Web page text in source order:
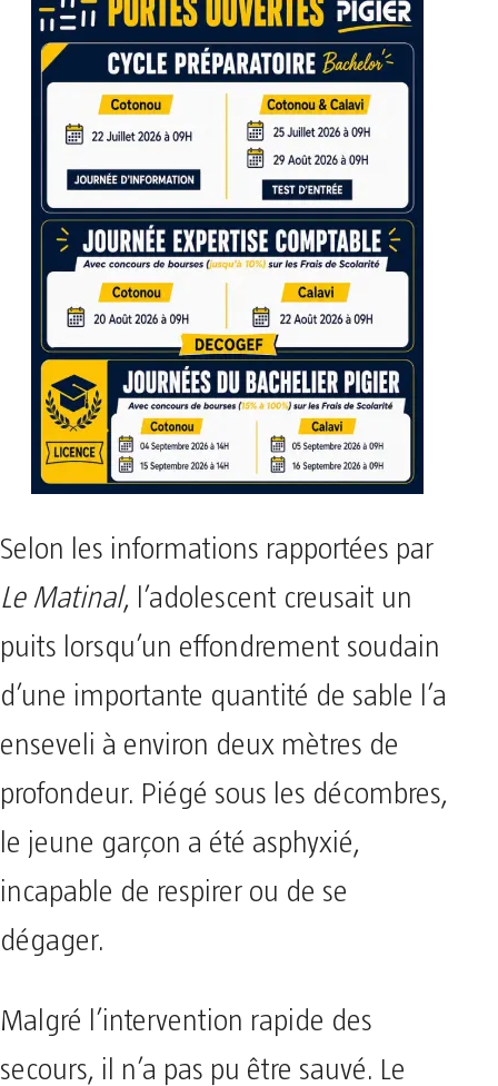
Selon les informations rapportées par
Le Matinal, l’adolescent creusait un
puits lorsqu’un effondrement soudain
d’une importante quantité de sable l’a
enseveli à environ deux mètres de
profondeur. Piégé sous les décombres,
le jeune garçon a été asphyxié,
incapable de respirer ou de se
dégager.
Malgré l’intervention rapide des
secours, il n’a pas pu être sauvé. Le